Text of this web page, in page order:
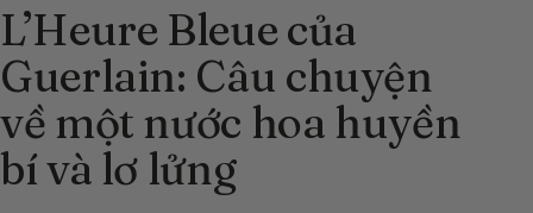
L’Heure Bleue của
Guerlain: Câu chuyện
về một nước hoa huyền
bí và lơ lửng